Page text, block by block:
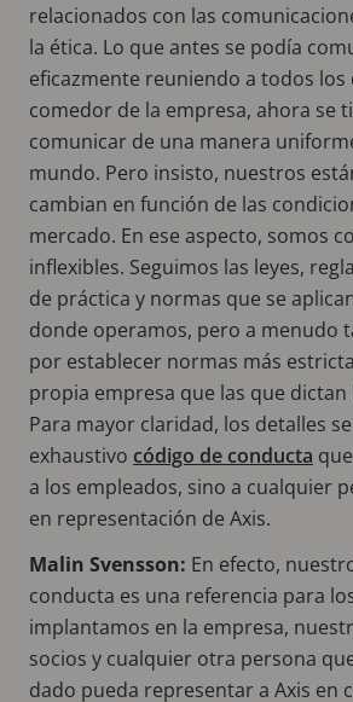
relacionados con las
la ética. Lo que antes se podía
eficazmente reuniendo a todos los
comedor de la empresa, ahora se
comunicar de una manera
mundo. Pero insisto, nuestros
cambian en función de las
mercado. En ese aspecto, somos
inflexibles. Seguimos las leyes,
de práctica y normas que se
donde operamos, pero a menudo
por establecer normas más
propia empresa que las que dictan
Para mayor claridad, los detalles
exhaustivo código de conducta
a los empleados, sino a cualquier
en representación de Axis.
Malin Svensson: En efecto,
conducta es una referencia para
implantamos en la empresa,
socios y cualquier otra persona
dado pueda representar a Axis en